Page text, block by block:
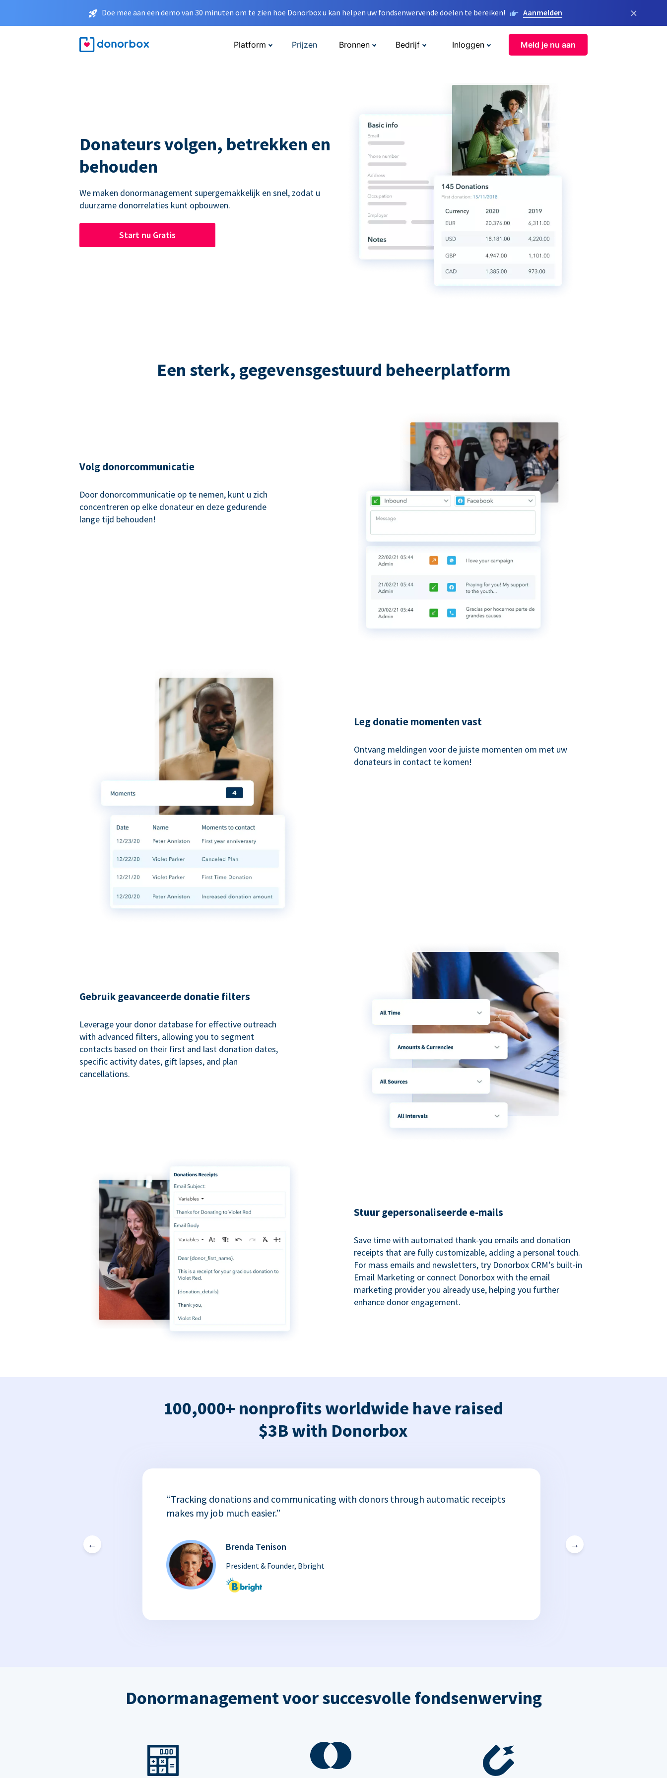
Doe mee aan een demo van 30 minuten om te zien hoe Donorbox u kan helpen uw fondsenwervende doelen te bereiken! Aanmelden ×
Platform Prijzen Bronnen Bedrijf Inloggen Meld je nu aan
Donateurs volgen, betrekken en
behouden
We maken donormanagement supergemakkelijk en snel, zodat u
duurzame donorrelaties kunt opbouwen.
Start nu Gratis
Een sterk, gegevensgestuurd beheerplatform
Volg donorcommunicatie
Door donorcommunicatie op te nemen, kunt u zich
concentreren op elke donateur en deze gedurende
lange tijd behouden!
Leg donatie momenten vast
Ontvang meldingen voor de juiste momenten om met uw
donateurs in contact te komen!
Gebruik geavanceerde donatie filters
Leverage your donor database for effective outreach
with advanced filters, allowing you to segment
contacts based on their first and last donation dates,
specific activity dates, gift lapses, and plan
cancellations.
Stuur gepersonaliseerde e-mails
Save time with automated thank-you emails and donation
receipts that are fully customizable, adding a personal touch.
For mass emails and newsletters, try Donorbox CRM’s built-in
Email Marketing or connect Donorbox with the email
marketing provider you already use, helping you further
enhance donor engagement.
100,000+ nonprofits worldwide have raised
$3B with Donorbox
←
“Tracking donations and communicating with donors through automatic receipts
makes my job much easier.”
Brenda Tenison
President & Founder, Bbright
→
Donormanagement voor succesvolle fondsenwerving